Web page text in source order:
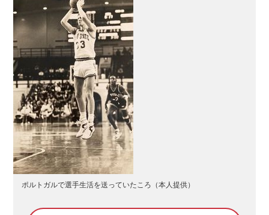
ポルトガルで選手生活を送っていたころ（本人提供）